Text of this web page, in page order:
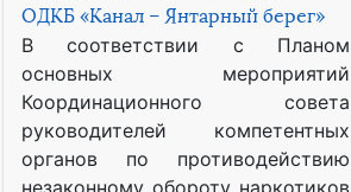
ОДКБ «Канал – Янтарный берег»
В соответствии с Планом
основных мероприятий
Координационного совета
руководителей компетентных
органов по противодействию
незаконному обороту наркотиков